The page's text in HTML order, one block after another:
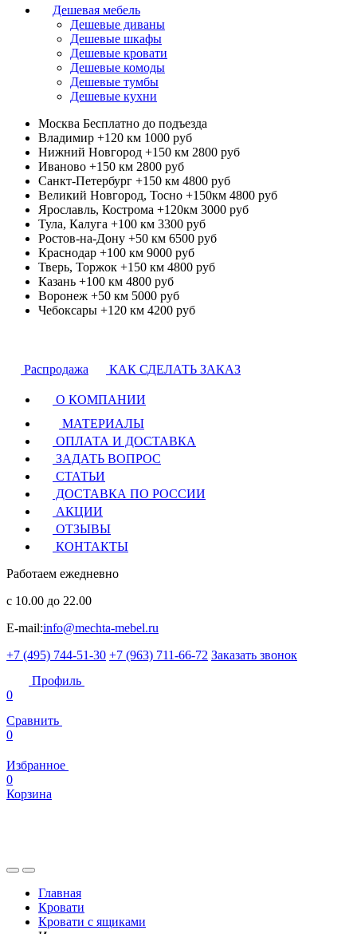
Дешевая мебель
Дешевые диваны
Дешевые шкафы
Дешевые кровати
Дешевые комоды
Дешевые тумбы
Дешевые кухни
Москва Бесплатно до подъезда
Владимир +120 км 1000 руб
Нижний Новгород +150 км 2800 руб
Иваново +150 км 2800 руб
Санкт-Петербург +150 км 4800 руб
Великий Новгород, Тосно +150км 4800 руб
Ярославль, Кострома +120км 3000 руб
Тула, Калуга +100 км 3300 руб
Ростов-на-Дону +50 км 6500 руб
Краснодар +100 км 9000 руб
Тверь, Торжок +150 км 4800 руб
Казань +100 км 4800 руб
Воронеж +50 км 5000 руб
Чебоксары +120 км 4200 руб
Распродажа КАК СДЕЛАТЬ ЗАКАЗ
О КОМПАНИИ
МАТЕРИАЛЫ
ОПЛАТА И ДОСТАВКА
ЗАДАТЬ ВОПРОС
СТАТЬИ
ДОСТАВКА ПО РОССИИ
АКЦИИ
ОТЗЫВЫ
КОНТАКТЫ
Работаем ежедневно
с 10.00 до 22.00
E-mail:info@mechta-mebel.ru
+7 (495) 744-51-30 +7 (963) 711-66-72 Заказать звонок
Профиль
0
Сравнить
0
Избранное
0
Корзина
Главная
Кровати
Кровати с ящиками